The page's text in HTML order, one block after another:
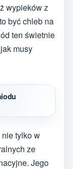
wypieków z
być chleb na
ten świetnie
musy
tylko w
ze
Jego